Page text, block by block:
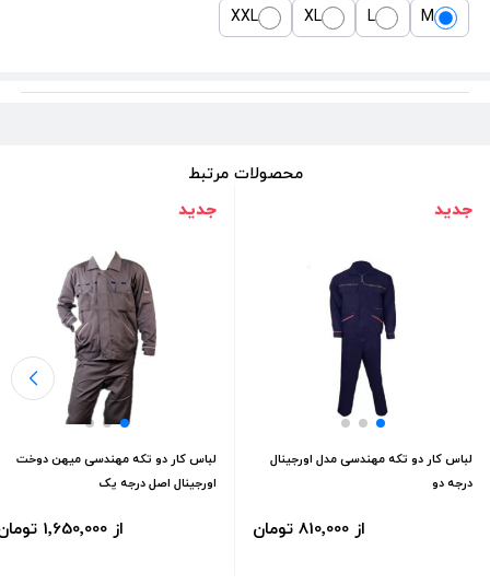
M
L
XL
XXL
محصولات مرتبط
جدید
لباس کار دو تکه مهندسی مدل اورجینال
درجه دو
از 810٬000 تومان
جدید
لباس کار دو تکه مهندسی میهن دوخت
اورجینال اصل درجه یک
از 1٬650٬000 تومان